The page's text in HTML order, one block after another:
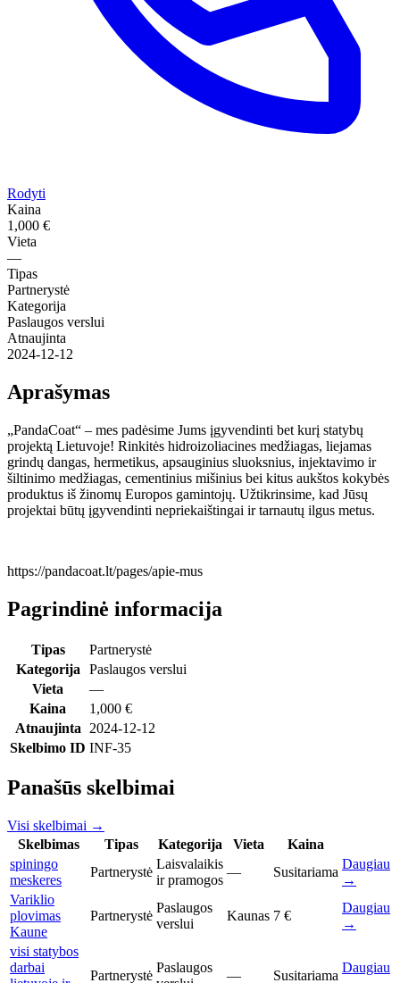
Rodyti
Kaina
1,000 €
Vieta
—
Tipas
Partnerystė
Kategorija
Paslaugos verslui
Atnaujinta
2024-12-12
Aprašymas
„PandaCoat“ – mes padėsime Jums įgyvendinti bet kurį statybų
projektą Lietuvoje! Rinkitės hidroizoliacines medžiagas, liejamas
grindų dangas, hermetikus, apsauginius sluoksnius, injektavimo ir
šiltinimo medžiagas, cementinius mišinius bei kitus aukštos kokybės
produktus iš žinomų Europos gamintojų. Užtikrinsime, kad Jūsų
projektai būtų įgyvendinti nepriekaištingai ir tarnautų ilgus metus.
https://pandacoat.lt/pages/apie-mus
Pagrindinė informacija
Tipas
Partnerystė
Kategorija
Paslaugos verslui
Vieta
—
Kaina
1,000 €
Atnaujinta
2024-12-12
Skelbimo ID INF-35
Panašūs skelbimai
Visi skelbimai →
Skelbimas
Tipas Kategorija Vieta
Kaina
spiningo
meskeres
Partnerystė
Laisvalaikis
ir pramogos
— Susitariama
Daugiau
→
Variklio
plovimas
Kaune
Partnerystė
Paslaugos
verslui
Kaunas 7 €
Daugiau
→
visi statybos
darbai
Partnerystė
Paslaugos
— Susitariama
Daugiau